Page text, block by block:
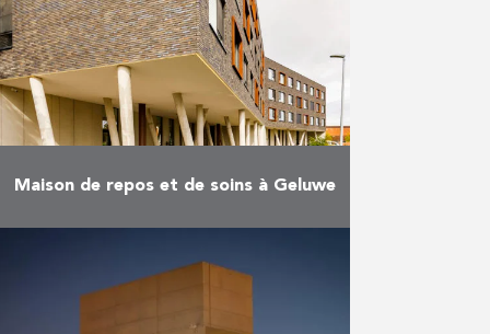
En savoir plus
Maison de repos et de soins à Geluwe
la maison de repos et de soins
dans le centre de Geluwe ont été